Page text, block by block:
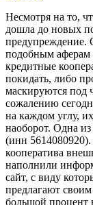
Несмотря на то,
дошла до новых
предупреждение.
подобным аферам
кредитные
покидать, либо
маскируются под
сожалению
на каждом углу,
наоборот. Одна
(инн 5614080920).
кооператива
наполнили
сайт, с виду
предлагают
большой процент